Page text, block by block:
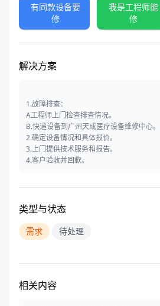
有同款设备要
修
我是工程师能
修
解决方案
1.故障排查：
A工程师上门检查排查情况。
B.快递设备到广州天成医疗设备维修中心。
2.确定设备情况和具体报价。
3.上门提供技术服务和报告。
4.客户验收并回款。
类型与状态
需求 待处理
相关内容